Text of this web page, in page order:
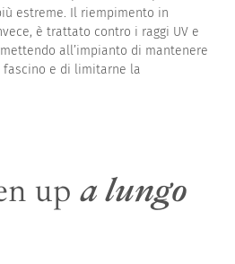
estreme. Il riempimento in
è trattato contro i raggi UV e
all’impianto di mantenere
e di limitarne la
upa lungo